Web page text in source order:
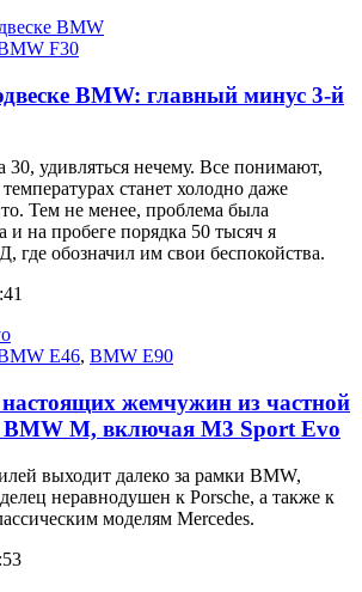
F30
BMW: главный минус 3-й
30, удивляться нечему. Все понимают,
станет холодно даже
Тем не менее, проблема была
и на пробеге порядка 50 тысяч я
где обозначил им свои беспокойства.
E46, BMW E90
жемчужин из частной
M, включая M3 Sport Evo
выходит далеко за рамки BMW,
неравнодушен к Porsche, а также к
моделям Mercedes.